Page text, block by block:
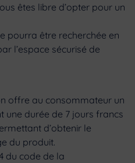
êtes libre d’opter pour un
pourra être recherchée en
l’espace sécurisé de
offre au consommateur un
une durée de 7 jours francs
d’obtenir le
du produit.
du code de la